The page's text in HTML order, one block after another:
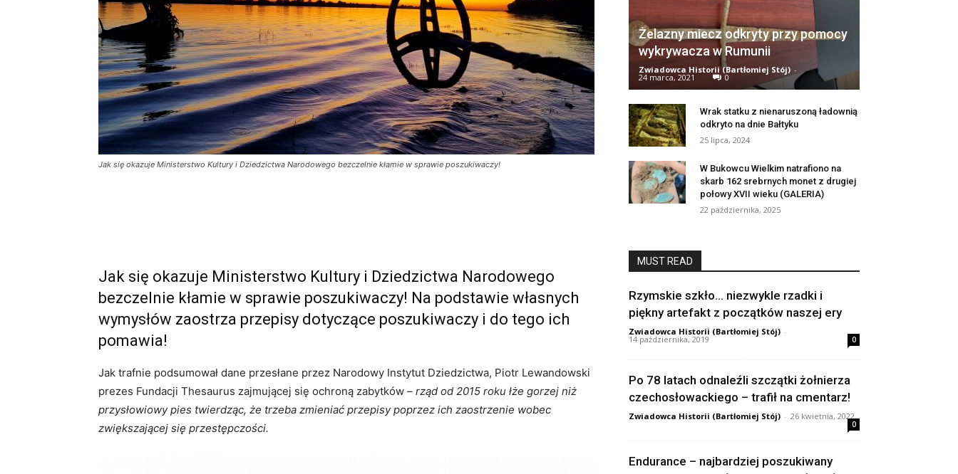
Jak się okazuje Ministerstwo Kultury i Dziedzictwa Narodowego bezczelnie kłamie w sprawie poszukiwaczy!
Jak się okazuje Ministerstwo Kultury i Dziedzictwa Narodowego
bezczelnie kłamie w sprawie poszukiwaczy! Na podstawie własnych
wymysłów zaostrza przepisy dotyczące poszukiwaczy i do tego ich
pomawia!
Jak trafnie podsumował dane przesłane przez Narodowy Instytut Dziedzictwa, Piotr Lewandowski
prezes Fundacji Thesaurus zajmującej się ochroną zabytków – rząd od 2015 roku łże gorzej niż
przysłowiowy pies twierdząc, że trzeba zmieniać przepisy poprzez ich zaostrzenie wobec
zwiększającej się przestępczości.
Żelazny miecz odkryty przy pomocy
wykrywacza w Rumunii
Zwiadowca Historii (Bartłomiej Stój) -
24 marca, 2021 0
Wrak statku z nienaruszoną ładownią
odkryto na dnie Bałtyku
25 lipca, 2024
W Bukowcu Wielkim natrafiono na
skarb 162 srebrnych monet z drugiej
połowy XVII wieku (GALERIA)
22 października, 2025
MUST READ
Rzymskie szkło… niezwykle rzadki i
piękny artefakt z początków naszej ery
Zwiadowca Historii (Bartłomiej Stój) -
14 października, 2019 0
Po 78 latach odnaleźli szczątki żołnierza
czechosłowackiego – trafił na cmentarz!
Zwiadowca Historii (Bartłomiej Stój) - 26 kwietnia, 2022
0
Endurance – najbardziej poszukiwany